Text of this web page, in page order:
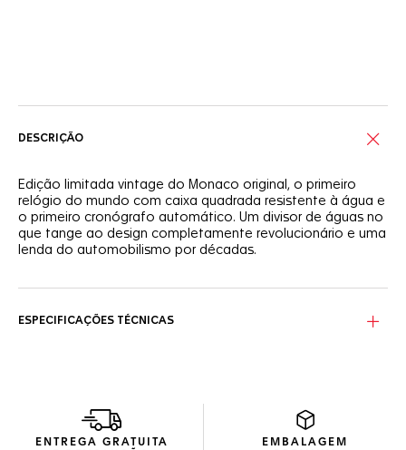
DESCRIÇÃO
Edição limitada vintage do Monaco original, o primeiro
relógio do mundo com caixa quadrada resistente à água e
o primeiro cronógrafo automático. Um divisor de águas no
que tange ao design completamente revolucionário e uma
lenda do automobilismo por décadas.
submostradores em prata para minutos e horas de
um acabamento especial inspirado no asfalto da pista de
ESPECIFICAÇÕES TÉCNICAS
ENTREGA GRATUITA
EMBALAGEM